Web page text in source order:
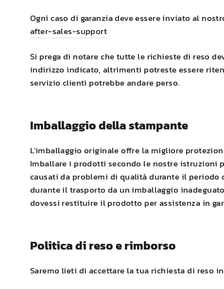
Ogni caso di garanzia deve essere inviato al
after-sales-support
Si prega di notare che tutte le richieste di reso
indirizzo indicato, altrimenti potreste essere
servizio clienti potrebbe andare perso.
Imballaggio della stampante
L'imballaggio originale offre la migliore
Imballare i prodotti secondo le nostre istruzioni
causati da problemi di qualità durante il
durante il trasporto da un imballaggio
dovessi restituire il prodotto per assistenza in
Politica di reso e rimborso
Saremo lieti di accettare la tua richiesta di reso